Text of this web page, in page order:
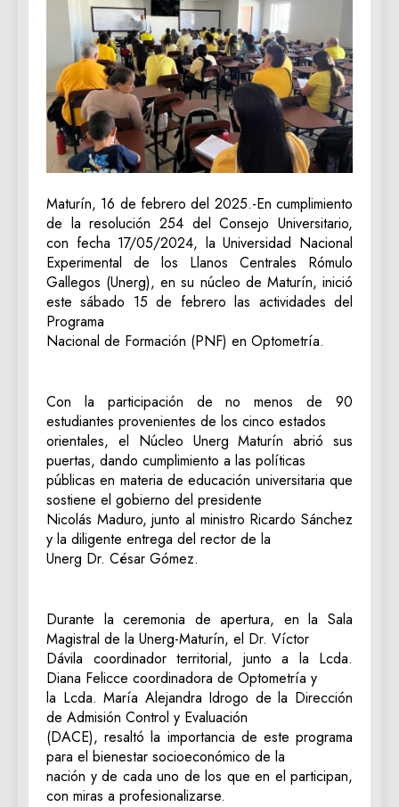
Maturín, 16 de febrero del 2025.-En cumplimiento
de la resolución 254 del Consejo Universitario,
con fecha 17/05/2024, la Universidad Nacional
Experimental de los Llanos Centrales Rómulo
Gallegos (Unerg), en su núcleo de Maturín, inició
este sábado 15 de febrero las actividades del
Programa
Nacional de Formación (PNF) en Optometría.
Con la participación de no menos de 90
estudiantes provenientes de los cinco estados
orientales, el Núcleo Unerg Maturín abrió sus
puertas, dando cumplimiento a las políticas
públicas en materia de educación universitaria que
sostiene el gobierno del presidente
Nicolás Maduro, junto al ministro Ricardo Sánchez
y la diligente entrega del rector de la
Unerg Dr. César Gómez.
Durante la ceremonia de apertura, en la Sala
Magistral de la Unerg-Maturín, el Dr. Víctor
Dávila coordinador territorial, junto a la Lcda.
Diana Felicce coordinadora de Optometría y
la Lcda. María Alejandra Idrogo de la Dirección
de Admisión Control y Evaluación
(DACE), resaltó la importancia de este programa
para el bienestar socioeconómico de la
nación y de cada uno de los que en el participan,
con miras a profesionalizarse.